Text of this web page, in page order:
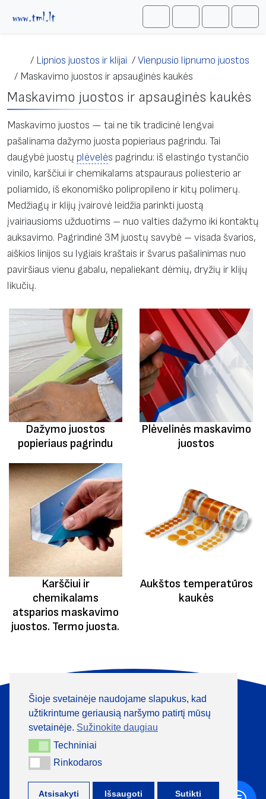
SearchAccountCart
/ Lipnios juostos ir klijai /Vienpusio lipnumo juostos
/ Maskavimo juostos ir apsauginės kaukės
Maskavimo juostos ir apsauginės kaukės
Maskavimo juostos — tai ne tik tradicinė lengvai
pašalinama dažymo juosta popieriaus pagrindu. Tai
daugybė juostų plėvelės pagrindu: iš elastingo tystančio
vinilo, karščiui ir chemikalams atspauraus poliesterio ar
poliamido, iš ekonomiško polipropileno ir kitų polimerų.
Medžiagų ir klijų įvairovė leidžia parinkti juostą
įvairiausioms užduotims – nuo valties dažymo iki kontaktų
auksavimo. Pagrindinė 3M juostų savybė – visada švarios,
aiškios linijos su lygiais kraštais ir švarus pašalinimas nuo
paviršiaus vienu gabalu, nepaliekant dėmių, dryžių ir klijų
likučių.
Dažymo juostos
popieriaus pagrindu
Plėvelinės maskavimo
juostos
Karščiui ir
chemikalams
atsparios maskavimo
juostos. Termo juosta.
Aukštos temperatūros
kaukės
Apie mus
Produktai
Informacija
+370 313 41133
Šioje svetainėje naudojame slapukus, kad
užtikrintume geriausią naršymo patirtį mūsų
svetainėje. Sužinokite daugiau
TechniniaiTechniniai
RinkodarosRinkodaros
Atsisakyti Išsaugoti Sutikti